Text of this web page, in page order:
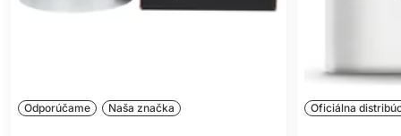
Odporúčame Naša značka Oficiálna